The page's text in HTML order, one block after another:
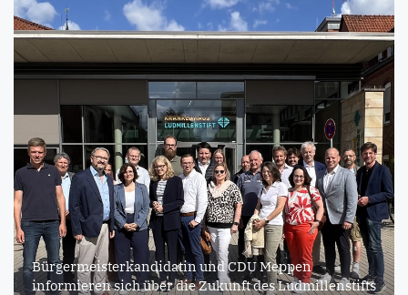
Bürgermeisterkandidatin und CDU Meppen
informieren sich über die Zukunft des Ludmillenstifts